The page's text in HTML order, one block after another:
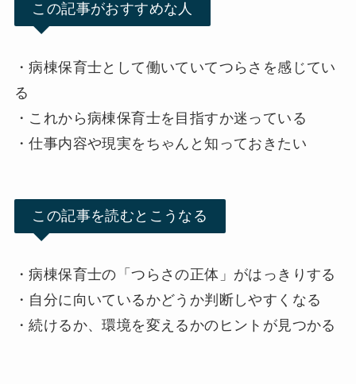
この記事がおすすめな人
・病棟保育士として働いていてつらさを感じてい
る
・これから病棟保育士を目指すか迷っている
・仕事内容や現実をちゃんと知っておきたい
この記事を読むとこうなる
・病棟保育士の「つらさの正体」がはっきりする
・自分に向いているかどうか判断しやすくなる
・続けるか、環境を変えるかのヒントが見つかる